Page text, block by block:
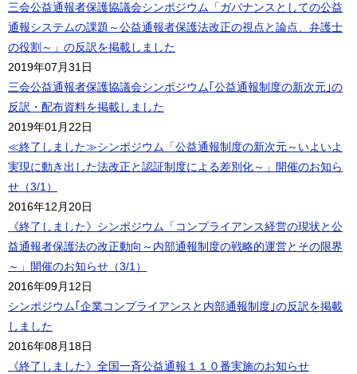
三会公益通報者保護協議会シンポジウム「ガバナンスとしての公益
通報システムの課題～公益通報者保護法改正の視点と論点、弁護士
の役割～」の反訳を掲載しました
2019年07月31日
三会公益通報者保護協議会シンポジウム｢公益通報制度の新次元｣の
反訳・配布資料を掲載しました
2019年01月22日
≪終了しました≫シンポジウム「公益通報制度の新次元～いよいよ
実現に動き出した法改正と認証制度による差別化～」開催のお知ら
せ（3/1）
2016年12月20日
《終了しました》シンポジウム「コンプライアンス経営の現状と公
益通報者保護法の改正動向～内部通報制度の戦略的運営とその限界
～」開催のお知らせ（3/1）
2016年09月12日
シンポジウム｢企業コンプライアンスと内部通報制度｣の反訳を掲載
しました
2016年08月18日
《終了しました》全国一斉公益通報１１０番実施のお知らせ